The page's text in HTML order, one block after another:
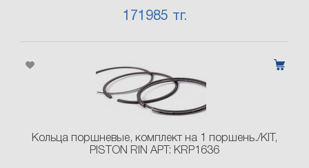
171985 тг.
Кольца поршневые, комплект на 1 поршень./KIT,
PISTON RIN АРТ: KRP1636